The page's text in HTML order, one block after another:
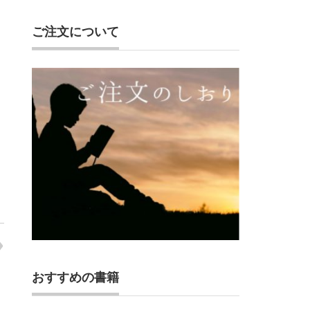
ご注文について
おすすめの書籍